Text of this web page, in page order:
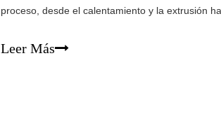
proceso, desde el calentamiento y la extrusión
prensado de extrusión Horno de calentamiento
Leer Más